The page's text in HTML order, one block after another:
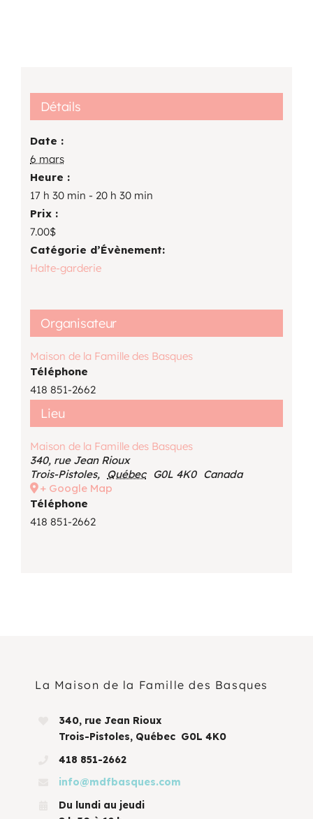
Détails
Date :
6 mars
Heure :
17 h 30 min - 20 h 30 min
Prix :
7.00$
Catégorie d’Évènement:
Halte-garderie
Lieu
Maison de la Famille des Basques
340, rue Jean Rioux
Trois-Pistoles, Québec G0L 4K0 Canada
+ Google Map
Téléphone
418 851-2662
Organisateur
Maison de la Famille des Basques
Téléphone
418 851-2662
La Maison de la Famille des Basques
340, rue Jean Rioux
Trois-Pistoles, Québec G0L 4K0
418 851-2662
info@mdfbasques.com
Du lundi au jeudi